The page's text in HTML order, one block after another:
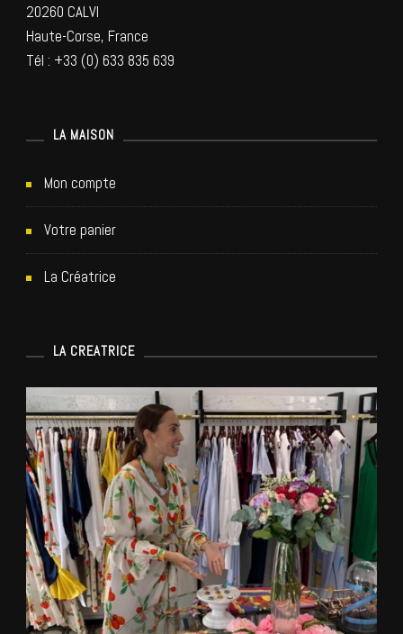
20260 CALVI
Haute-Corse, France
Tél : +33 (0) 633 835 639
LA MAISON
Mon compte
Votre panier
La Créatrice
LA CREATRICE